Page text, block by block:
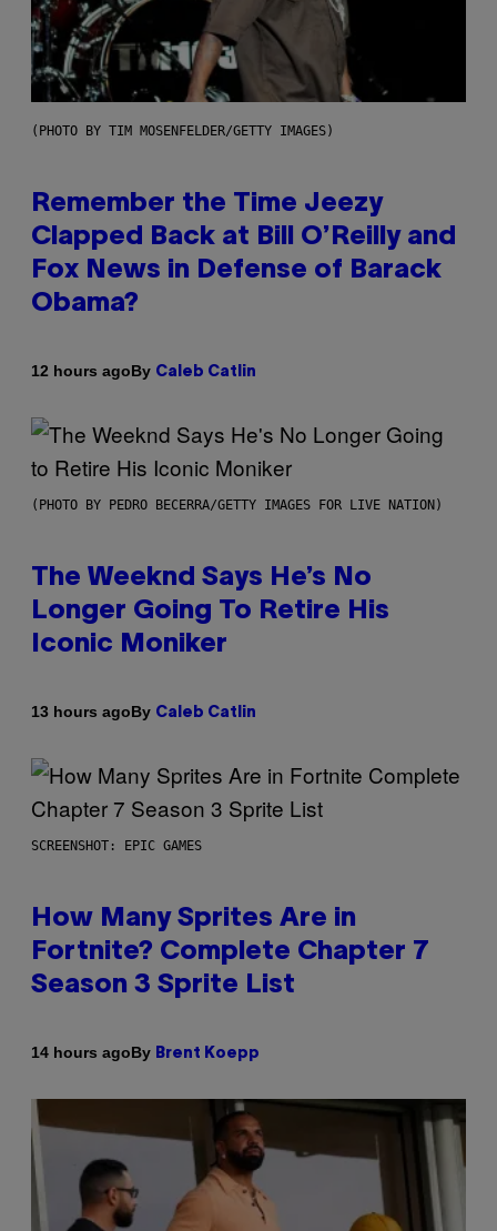
(PHOTO BY TIM MOSENFELDER/GETTY IMAGES)
Remember the Time Jeezy
Clapped Back at Bill O’Reilly and
Fox News in Defense of Barack
Obama?
12 hours agoBy Caleb Catlin
(PHOTO BY PEDRO BECERRA/GETTY IMAGES FOR LIVE NATION)
The Weeknd Says He’s No
Longer Going To Retire His
Iconic Moniker
13 hours agoBy Caleb Catlin
SCREENSHOT: EPIC GAMES
How Many Sprites Are in
Fortnite? Complete Chapter 7
Season 3 Sprite List
14 hours agoBy Brent Koepp